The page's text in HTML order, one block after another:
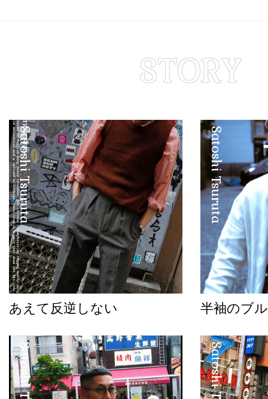
Satoshi Tsuruta
あえて反逆しない
Satoshi Tsuruta
半袖のブ